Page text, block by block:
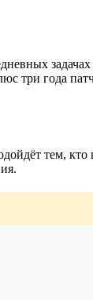
три года
тем,